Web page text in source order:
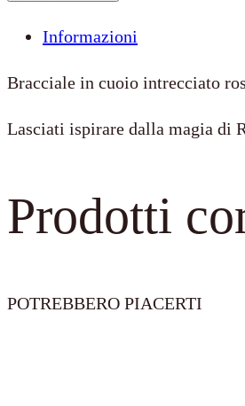
Intrecciato
Rosa
+
quantità
Informazioni
Bracciale in cuoio intrecciato
Lasciati ispirare dalla magia di
Prodotti
POTREBBERO PIACERTI